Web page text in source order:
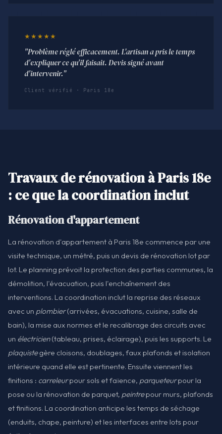
★★★★★
"Problème réglé efficacement. L'artisan a pris le temps
d'expliquer ce qu'il faisait. Devis signé avant
d'intervenir."
Client vérifié · Paris 18e
Travaux de rénovation à Paris 18e
: ce que la coordination inclut
Rénovation d'appartement
La rénovation d'appartement à Paris 18e commence par une
visite technique, un métré, puis un devis de rénovation lot par
lot. Le planning prévoit la protection des parties communes, la
démolition, l'évacuation, puis l'enchaînement des
interventions. La coordination inclut la reprise des réseaux
avec un plombier(arrivées, évacuations, cuisine, salle de
bain), la mise aux normes et le recalibrage des circuits avec
un électricien(tableau, prises, éclairage), puis les supports. Le
plaquistegère cloisons, doublages, faux plafonds et isolation
intérieure quand elle est pertinente. Ensuite viennent les
finitions : carreleurpour sols et faïence, parqueteurpour la
pose ou la rénovation de parquet, peintrepour murs, plafonds
et finitions. La coordination anticipe les temps de séchage
(enduits, chape, peinture) et les interfaces entre lots pour